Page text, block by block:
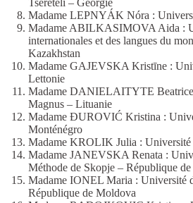
Tsérétéli – Géorgie
Madame LEPNYÁK Nóra :
Madame ABILKASIMOVA Aida :
internationales et des langues du
Kazakhstan
Madame GAJEVSKA Kristīne :
Lettonie
Madame DANIELAITYTE
Magnus – Lituanie
Madame ĐUROVIĆ Kristina :
Monténégro
Madame KROLIK Julia : Université
Madame JANEVSKA Renata :
Méthode de Skopje – République
Madame IONEL Maria : Université
République de Moldova